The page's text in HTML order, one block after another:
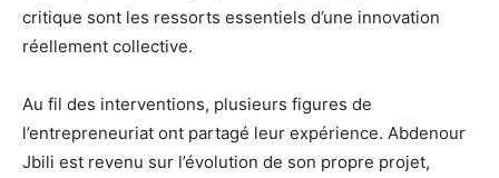
critique sont les ressorts essentiels d’une innovation
réellement collective.
Au fil des interventions, plusieurs figures de
l’entrepreneuriat ont partagé leur expérience. Abdenour
Jbili est revenu sur l’évolution de son propre projet,